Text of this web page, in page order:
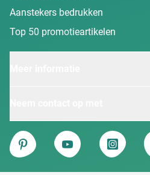
Aanstekers bedrukken
Top 50 promotieartikelen
Van Heijster
Pinterest
YouTube Instagram